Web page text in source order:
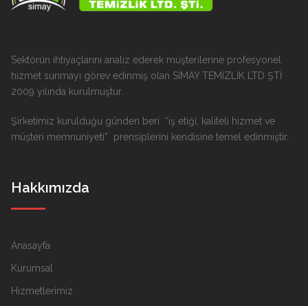
Sektörün ihtiyaçlarını analiz ederek müşterilerine profesyonel
hizmet sunmayı görev edinmiş olan SİMAY TEMİZLİK LTD ŞTİ
2009 yılında kurulmuştur.
Şirketimiz kurulduğu günden beri “iş etiği, kaliteli hizmet ve
müşteri memnuniyeti” prensiplerini kendisine temel edinmiştir.
Hakkımızda
Anasayfa
Kurumsal
Hizmetlerimiz